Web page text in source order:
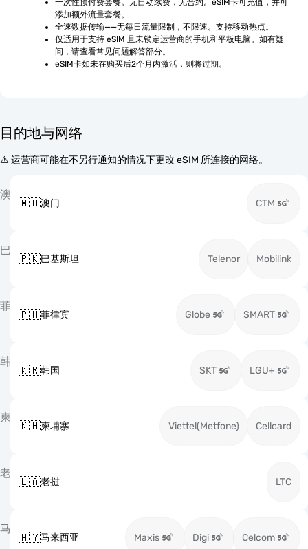
一次性预付费套餐。无自动续费，无合约。eSIM卡可充值，并可
添加额外流量套餐。
全速数据传输——无每日流量限制，不限速。支持移动热点。
仅适用于支持 eSIM 且未锁定运营商的手机和平板电脑。如有疑
问，请查看常见问题解答部分。
eSIM卡如未在购买后2个月内激活，则将过期。
目的地与网络
⚠️ 运营商可能在不另行通知的情况下更改 eSIM 所连接的网络。
澳
🇲🇴澳门 CTM
巴
🇵🇰巴基斯坦 Telenor Mobilink
菲
🇵🇭菲律宾 Globe SMART
韩
🇰🇷韩国 SKT LGU+
柬
🇰🇭柬埔寨 Viettel(Metfone) Cellcard
老
🇱🇦老挝 LTC
马
🇲🇾马来西亚 Maxis Digi Celcom